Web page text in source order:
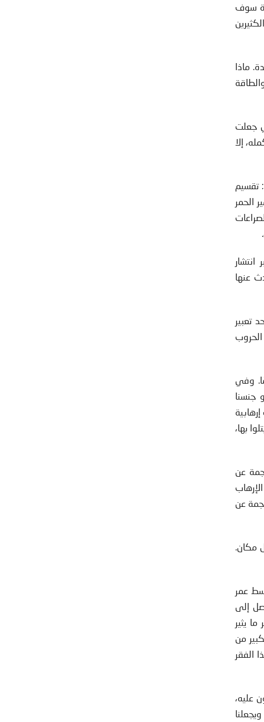
سوف
ماذا
جعلت
إلا
1945 العديد من الفظائع: تقسيم
الحمر
عنها
تعبير
الحروب
وفي
جنسنا
بها،
الوفيات الناجمة عن
عن
مكان.
عمر
إلى
يثير
من
الفقر
عليه،